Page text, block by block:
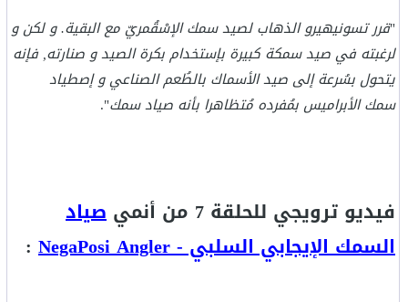
"قرر تسونيهيرو الذهاب لصيد سمك الإسْقُمريّ مع البقية. و لكن و
لرغبته في صيد سمكة كبيرة بإستخدام بكرة الصيد و صنارته, فإنه
يتحول بسُرعة إلى صيد الأسماك بالطُعم الصناعي و إصطياد
سمك الأبراميس بمُفرده مُتظاهرا بأنه صياد سمك".
فيديو ترويجي للحلقة 7 من أنمي
صياد
السمك الإيجابي السلبي - NegaPosi Angler
: